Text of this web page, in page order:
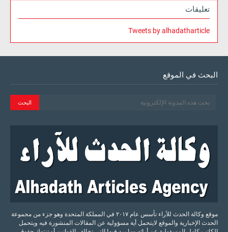
تعليقات
Tweets by alhadatharticle
البحث في الموقع
موقع وكالة الحدث للآراء تأسس عام ٢٠١٧ في المملكة المتحدة وهو جزء من مجموعة
الحدث الإخبارية والموقع لايتحمل أية مسؤولية عن المقالات المنشورة فيه ويتحمل